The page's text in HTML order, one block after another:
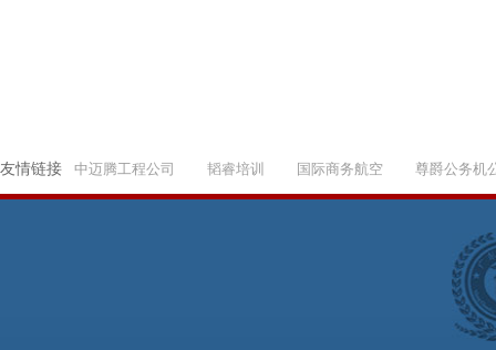
友情链接 中迈腾工程公司 韬睿培训 国际商务航空 尊爵公务机